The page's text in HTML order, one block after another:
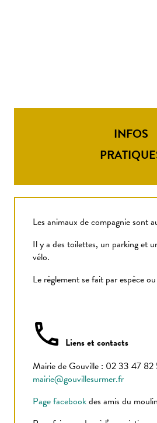
INFOS
Les animaux de compagnie sont
Il y a des toilettes, un parking et
vélo.
Le règlement se fait par espèce
Liens et contacts
Mairie de Gouville : 02 33 47
mairie@gouvillesurmer.fr
Page facebookdes amis du moulin